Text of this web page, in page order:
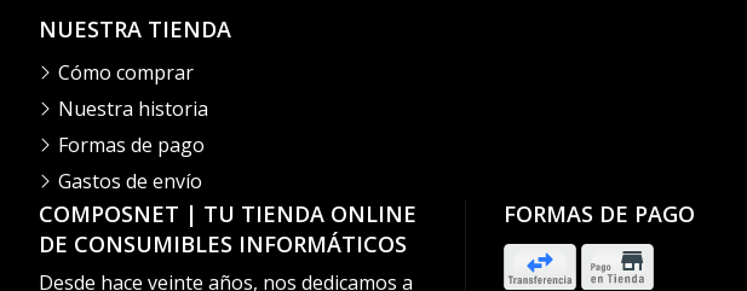
COMPOSNET | TU TIENDA ONLINE
DE CONSUMIBLES INFORMÁTICOS
Desde hace veinte años, nos dedicamos a
FORMAS DE PAGO
NUESTRA TIENDA
Cómo comprar
Nuestra historia
Formas de pago
Gastos de envío